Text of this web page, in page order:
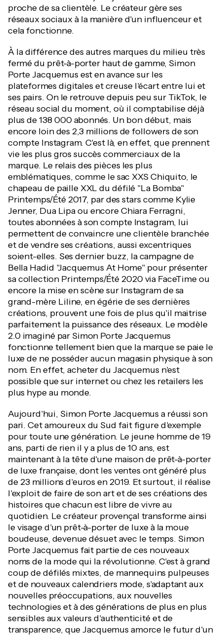
proche de sa clientèle. Le créateur gère ses
réseaux sociaux à la manière d'un influenceur et
cela fonctionne.
À la différence des autres marques du milieu très
fermé du prêt-à-porter haut de gamme, Simon
Porte Jacquemus est en avance sur les
plateformes digitales et creuse l'écart entre lui et
ses pairs. On le retrouve depuis peu sur TikTok, le
réseau social du moment, où il comptabilise déjà
plus de 138 000 abonnés. Un bon début, mais
encore loin des 2,3 millions de followers de son
compte Instagram. C'est là, en effet, que prennent
vie les plus gros succès commerciaux de la
marque. Le relais des pièces les plus
emblématiques, comme le sac XXS Chiquito, le
chapeau de paille XXL du défilé "La Bomba"
Printemps/Été 2017, par des stars comme Kylie
Jenner, Dua Lipa ou encore Chiara Ferragni,
toutes abonnées à son compte Instagram, lui
permettent de convaincre une clientèle branchée
et de vendre ses créations, aussi excentriques
soient-elles. Ses dernier buzz, la campagne de
Bella Hadid "Jacquemus At Home" pour présenter
sa collection Printemps/Été 2020 via FaceTime ou
encore la mise en scène sur Instagram de sa
grand-mère Liline, en égérie de ses dernières
créations, prouvent une fois de plus qu'il maitrise
parfaitement la puissance des réseaux. Le modèle
2.0 imaginé par Simon Porte Jacquemus
fonctionne tellement bien que la marque se paie le
luxe de ne posséder aucun magasin physique à son
nom. En effet, acheter du Jacquemus n'est
possible que sur internet ou chez les retailers les
plus hype au monde.
Aujourd'hui, Simon Porte Jacquemus a réussi son
pari. Cet amoureux du Sud fait figure d'exemple
pour toute une génération. Le jeune homme de 19
ans, parti de rien il y a plus de 10 ans, est
maintenant à la tête d'une maison de prêt-à-porter
de luxe française, dont les ventes ont généré plus
de 23 millions d'euros en 2019. Et surtout, il réalise
l'exploit de faire de son art et de ses créations des
histoires que chacun est libre de vivre au
quotidien. Le créateur provençal transforme ainsi
le visage d'un prêt-à-porter de luxe à la moue
boudeuse, devenue désuet avec le temps. Simon
Porte Jacquemus fait partie de ces nouveaux
noms de la mode qui la révolutionne. C'est à grand
coup de défilés mixtes, de mannequins pulpeuses
et de nouveaux calendriers mode, s'adaptant aux
nouvelles préoccupations, aux nouvelles
technologies et à des générations de plus en plus
sensibles aux valeurs d'authenticité et de
transparence, que Jacquemus amorce le futur d'un